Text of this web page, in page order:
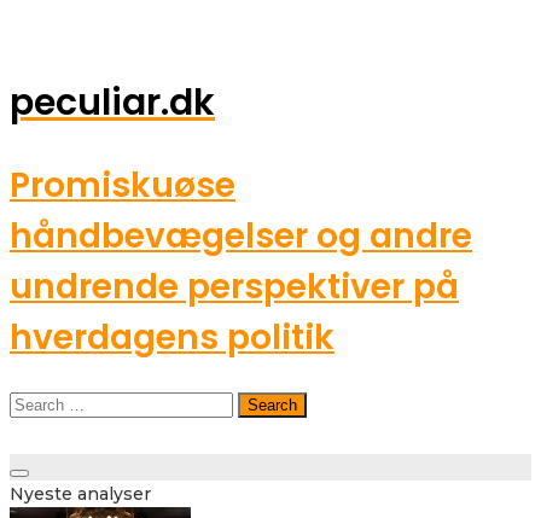
peculiar.dk
Promiskuøse
håndbevægelser og andre
undrende perspektiver på
hverdagens politik
Search
Toggle
navigation
Nyeste analyser